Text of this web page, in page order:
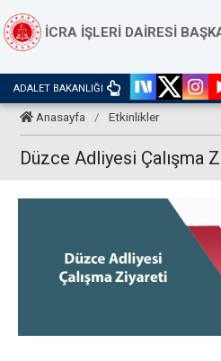
İCRA İŞLERİ DAİRESİ
ADALET BAKANLIĞI
Anasayfa / Etkinlikler
Düzce Adliyesi Çalışma